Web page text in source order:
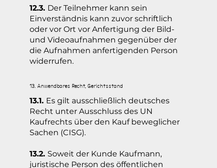
12.3. Der Teilnehmer kann sein
Einverständnis kann zuvor schriftlich
oder vor Ort vor Anfertigung der Bild-
und Videoaufnahmen gegenüber der
die Aufnahmen anfertigenden Person
widerrufen.
13. Anwendbares Recht, Gerichtsstand
13.1. Es gilt ausschließlich deutsches
Recht unter Ausschluss des UN
Kaufrechts über den Kauf beweglicher
Sachen (CISG).
13.2. Soweit der Kunde Kaufmann,
juristische Person des öffentlichen